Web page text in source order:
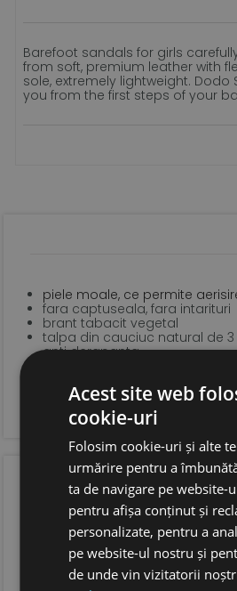
Barefoot sandals for girls
from soft, premium leather with
sole, extremely lightweight. Dodo
you from the first steps of your
piele moale, ce permite
fara captuseala, fara intarituri
brant tabacit vegetal
talpa din cauciuc natural de 3
anti derapanta
sistem de inchidere tip
forma anatomica pentru
pentru degetele.
foarte usoare
OPINIA
ADAUGA
Acest site web
cookie-uri
Folosim cookie-uri și alte
urmărire pentru a
ta de navigare pe website-
pentru afișa conținut și
personalizate, pentru a
pe website-ul nostru și
de unde vin vizitatorii